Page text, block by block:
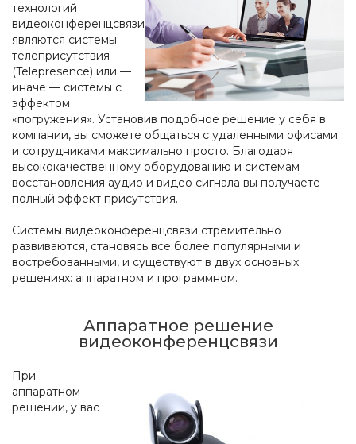
технологий
видеоконференцсвязи
являются системы
телеприсутствия
(Telepresence) или —
иначе — системы с
эффектом
«погружения». Установив подобное решение у себя в
компании, вы сможете общаться с удаленными офисами
и сотрудниками максимально просто. Благодаря
высококачественному оборудованию и системам
восстановления аудио и видео сигнала вы получаете
полный эффект присутствия.
Системы видеоконференцсвязи стремительно
развиваются, становясь все более популярными и
востребованными, и существуют в двух основных
решениях: аппаратном и программном.
Аппаратное решение
видеоконференцсвязи
При
аппаратном
решении, у вас